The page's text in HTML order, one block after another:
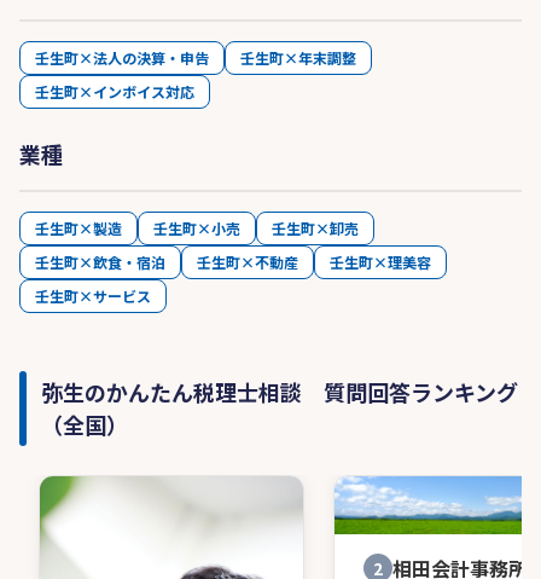
壬生町×法人の決算・申告
壬生町×年末調整
壬生町×インボイス対応
業種
壬生町×製造 壬生町×小売
壬生町×卸売
壬生町×飲食・宿泊
壬生町×不動産
壬生町×理美容
壬生町×サービス
弥生のかんたん税理士相談 質問回答ランキング
（全国）
2 相田会計事務所